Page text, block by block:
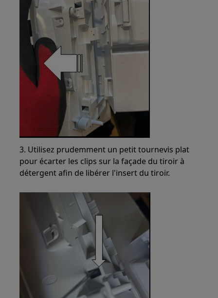
3. Utilisez prudemment un petit tournevis plat
pour écarter les clips sur la façade du tiroir à
détergent afin de libérer l'insert du tiroir.